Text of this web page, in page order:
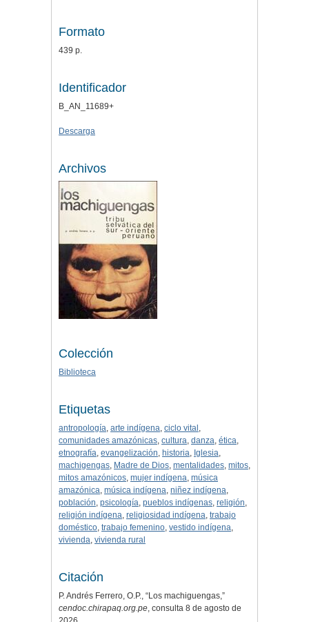
Formato
439 p.
Identificador
B_AN_11689+
Descarga
Archivos
Colección
Biblioteca
Etiquetas
antropología, arte indígena, ciclo vital ,
comunidades amazónicas, cultura, danza, ética,
etnografía, evangelización, historia, Iglesia,
machigengas, Madre de Dios, mentalidades, mitos,
mitos amazónicos, mujer indígena, música
amazónica, música indígena, niñez indígena,
población, psicología, pueblos indígenas, religión,
religión indígena, religiosidad indígena, trabajo
doméstico, trabajo femenino, vestido indígena,
vivienda, vivienda rural
Citación
P. Andrés Ferrero, O.P., “Los machiguengas,”
cendoc.chirapaq.org.pe, consulta 8 de agosto de